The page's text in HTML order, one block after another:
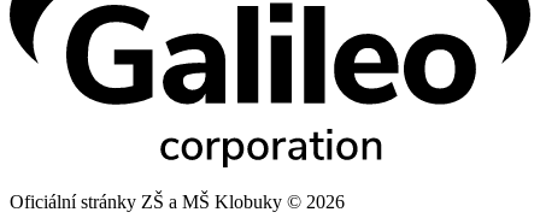
Oficiální stránky ZŠ a MŠ Klobuky © 2026